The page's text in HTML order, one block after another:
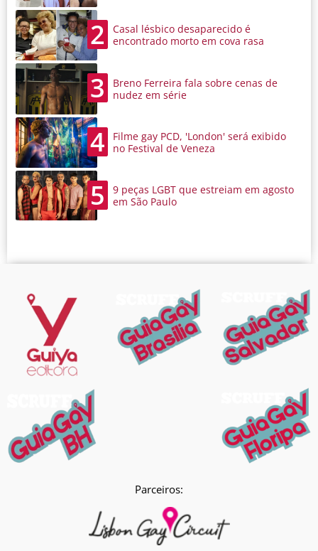
2
Casal lésbico desaparecido é
encontrado morto em cova rasa
3
Breno Ferreira fala sobre cenas de
nudez em série
4
Filme gay PCD, 'London' será exibido
no Festival de Veneza
5
9 peças LGBT que estreiam em agosto
em São Paulo
Parceiros: